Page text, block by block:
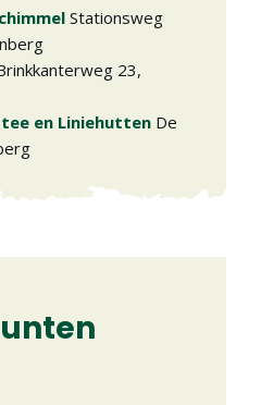
Stationsweg
23,
en Liniehutten De